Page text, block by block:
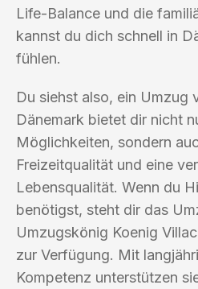
Life-Balance und die
kannst du dich schnell in
fühlen.
Du siehst also, ein Umzug
Dänemark bietet dir nicht
Möglichkeiten, sondern
Freizeitqualität und eine
Lebensqualität. Wenn du
benötigst, steht dir das
Umzugskönig Koenig
zur Verfügung. Mit
Kompetenz unterstützen